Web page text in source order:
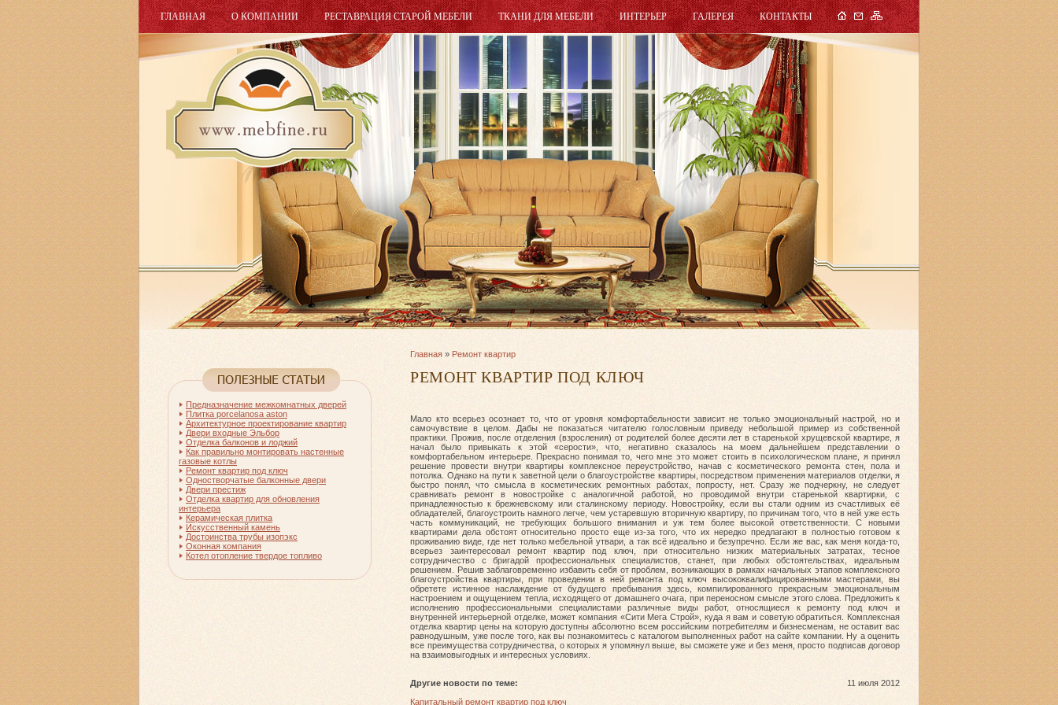
ГЛАВНАЯ О КОМПАНИИ РЕСТАВРАЦИЯ СТАРОЙ МЕБЕЛИ ТКАНИ ДЛЯ МЕБЕЛИ ИНТЕРЬЕР ГАЛЕРЕЯ КОНТАКТЫ
Главная » Ремонт квартир
РЕМОНТ КВАРТИР ПОД КЛЮЧ
Мало кто всерьез осознает то, что от уровня комфортабельности зависит не только эмоциональный настрой, но и
самочувствие в целом. Дабы не показаться читателю голословным приведу небольшой пример из собственной
практики. Прожив, после отделения (взросления) от родителей более десяти лет в старенькой хрущевской квартире, я
начал было привыкать к этой «серости», что, негативно сказалось на моем дальнейшем представлении о
комфортабельном интерьере. Прекрасно понимая то, чего мне это может стоить в психологическом плане, я принял
решение провести внутри квартиры комплексное переустройство, начав с косметического ремонта стен, пола и
потолка. Однако на пути к заветной цели о благоустройстве квартиры, посредством применения материалов отделки, я
быстро понял, что смысла в косметических ремонтных работах, попросту, нет. Сразу же подчеркну, не следует
сравнивать ремонт в новостройке с аналогичной работой, но проводимой внутри старенькой квартирки, с
принадлежностью к брежневскому или сталинскому периоду. Новостройку, если вы стали одним из счастливых её
обладателей, благоустроить намного легче, чем устаревшую вторичную квартиру, по причинам того, что в ней уже есть
часть коммуникаций, не требующих большого внимания и уж тем более высокой ответственности. С новыми
квартирами дела обстоят относительно просто еще из-за того, что их нередко предлагают в полностью готовом к
проживанию виде, где нет только мебельной утвари, а так всё идеально и безупречно. Если же вас, как меня когда-то,
всерьез заинтересовал ремонт квартир под ключ, при относительно низких материальных затратах, тесное
сотрудничество с бригадой профессиональных специалистов, станет, при любых обстоятельствах, идеальным
решением. Решив заблаговременно избавить себя от проблем, возникающих в рамках начальных этапов комплексного
благоустройства квартиры, при проведении в ней ремонта под ключ высококвалифицированными мастерами, вы
обретете истинное наслаждение от будущего пребывания здесь, компилированного прекрасным эмоциональным
настроением и ощущением тепла, исходящего от домашнего очага, при переносном смысле этого слова. Предложить к
исполнению профессиональными специалистами различные виды работ, относящиеся к ремонту под ключ и
внутренней интерьерной отделке, может компания «Сити Мега Строй», куда я вам и советую обратиться. Комплексная
отделка квартир цены на которую доступны абсолютно всем российским потребителям и бизнесменам, не оставит вас
равнодушным, уже после того, как вы познакомитесь с каталогом выполненных работ на сайте компании. Ну а оценить
все преимущества сотрудничества, о которых я упомянул выше, вы сможете уже и без меня, просто подписав договор
на взаимовыгодных и интересных условиях.
11 июля 2012
Другие новости по теме:
Капитальный ремонт квартир под ключ
Предназначение межкомнатных дверей
Плитка porcelanosa aston
Архитектурное проектирование квартир
Двери входные Эльбор
Отделка балконов и лоджий
Как правильно монтировать настенные
газовые котлы
Ремонт квартир под ключ
Одностворчатые балконные двери
Двери престиж
Отделка квартир для обновления
интерьера
Керамическая плитка
Искусственный камень
Достоинства трубы изопэкс
Оконная компания
Котел отопление твердое топливо